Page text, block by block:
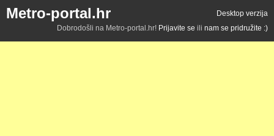
Metro-portal.hr
Desktop verzija
Dobrodošli na Metro-portal.hr! Prijavite se ili nam se pridružite :)